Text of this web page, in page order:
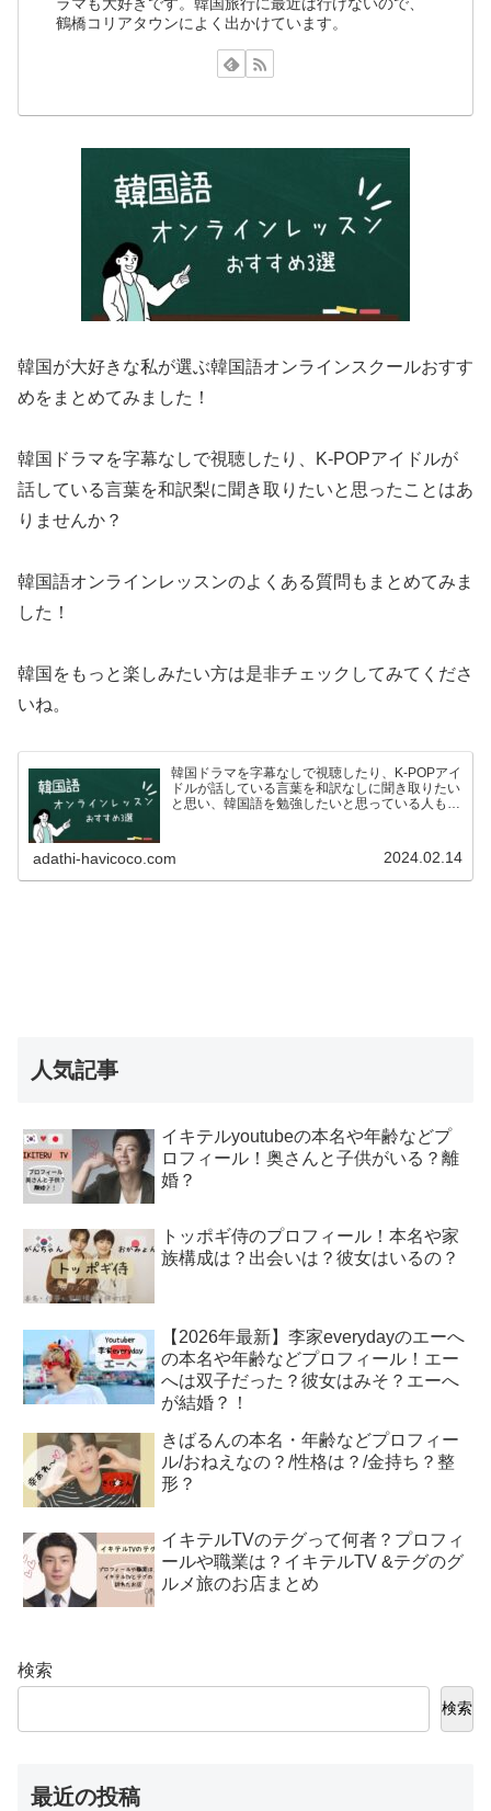
鶴橋コリアタウンによく出かけています。
韓国が大好きな私が選ぶ韓国語オンラインスクールおすす
めをまとめてみました！
韓国ドラマを字幕なしで視聴したり、K-POPアイドルが
話している言葉を和訳梨に聞き取りたいと思ったことはあ
りませんか？
韓国語オンラインレッスンのよくある質問もまとめてみま
した！
韓国をもっと楽しみたい方は是非チェックしてみてくださ
いね。
韓国ドラマを字幕なしで視聴したり、K-POPアイ
ドルが話している言葉を和訳なしに聞き取りたい
と思い、韓国語を勉強したいと思っている人も多
adathi-havicoco.com 2024.02.14
人気記事
イキテルyoutubeの本名や年齢などプ
ロフィール！奥さんと子供がいる？離
婚？
トッポギ侍のプロフィール！本名や家
族構成は？出会いは？彼女はいるの？
【2026年最新】李家everydayのエーへ
の本名や年齢などプロフィール！エー
へは双子だった？彼女はみそ？エーへ
が結婚？！
きばるんの本名・年齢などプロフィー
ル/おねえなの？/性格は？/金持ち？整
形？
イキテルTVのテグって何者？プロフィ
ールや職業は？イキテルTV &テグのグ
ルメ旅のお店まとめ
検索
検索
最近の投稿